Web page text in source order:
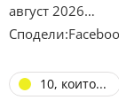
август 2026…
10, които...